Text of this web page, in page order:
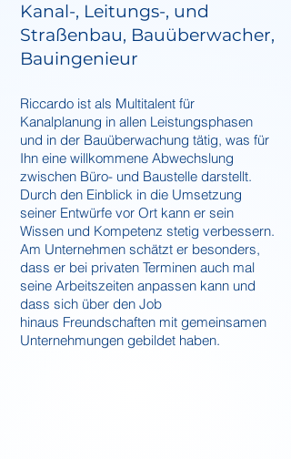
Kanal-, Leitungs-, und
Straßenbau, Bauüberwacher,
Bauingenieur
Riccardo ist als Multitalent für
Kanalplanung in allen Leistungsphasen
und in der Bauüberwachung tätig, was für
Ihn eine willkommene Abwechslung
zwischen Büro- und Baustelle darstellt.
Durch den Einblick in die Umsetzung
seiner Entwürfe vor Ort kann er sein
Wissen und Kompetenz stetig verbessern.
Am Unternehmen schätzt er besonders,
dass er bei privaten Terminen auch mal
seine Arbeitszeiten anpassen kann und
dass sich über den Job
hinaus Freundschaften mit gemeinsamen
Unternehmungen gebildet haben.